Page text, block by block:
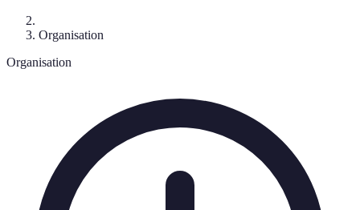
Organisation
Organisation